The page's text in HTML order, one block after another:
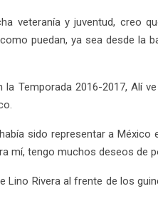
veteranía y juventud, creo
puedan, ya sea desde la
Temporada 2016-2017, Alí
sido representar a
mí, tengo muchos deseos de
Lino Rivera al frente de los